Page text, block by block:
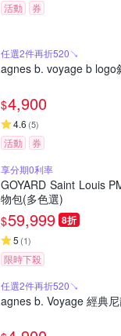
活動 券
任選2件再折520↘
agnes b. voyage b logo
$4,900
4.6 (5)
活動
券
享分期0利率
GOYARD Saint Louis
物包(多色選)
$59,999 8折
5 (1)
限時下殺
任選2件再折520↘
agnes b. Voyage 經典